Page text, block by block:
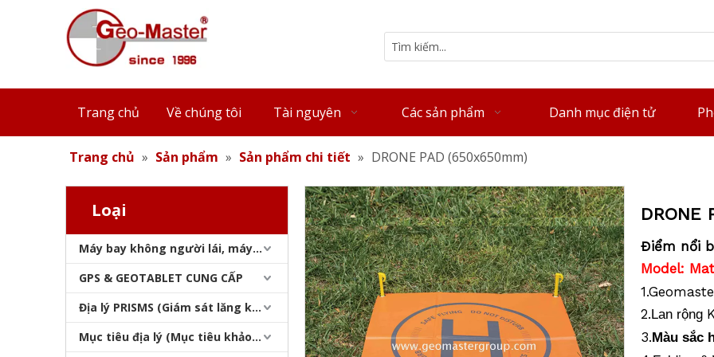
Trang chủ Về chúng tôi Tài nguyên Các sản phẩm Danh mục điện tử
Trang chủ » Sản phẩm » Sản phẩm chi tiết » DRONE PAD (650x650mm)
Loại
Máy bay không người lái, máy quét laser, máy theo dõi laser & slam
GPS & GEOTABLET CUNG CẤP
Địa lý PRISMS (Giám sát lăng kính)
Mục tiêu địa lý (Mục tiêu khảo sát)
DRONE PAD (500X500mm)
DRONE PAD (650x650mm)
DRONE
Điểm nổi
Model:
2. Lan rộng
3. Màu sắc